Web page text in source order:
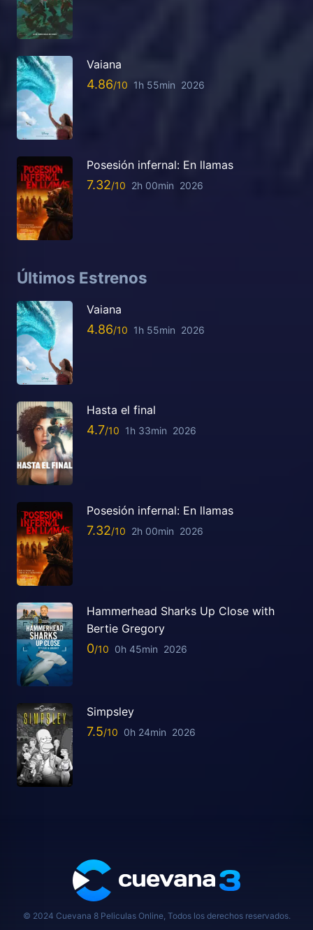
Vaiana
4.86 1h 55min 2026
Posesión infernal: En llamas
7.32 2h 00min 2026
Últimos Estrenos
Vaiana
4.86 1h 55min 2026
Hasta el final
4.7 1h 33min 2026
Posesión infernal: En llamas
7.32 2h 00min 2026
Hammerhead Sharks Up Close with
Bertie Gregory
0 0h 45min 2026
Simpsley
7.5 0h 24min 2026
© 2024 Cuevana 8 Peliculas Online, Todos los derechos reservados.